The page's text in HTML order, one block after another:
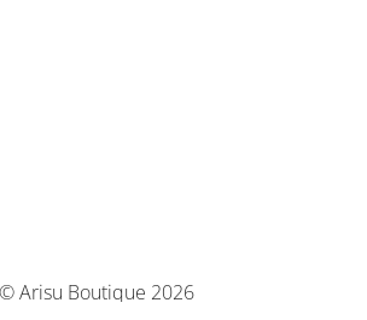
© Arisu Boutique 2026